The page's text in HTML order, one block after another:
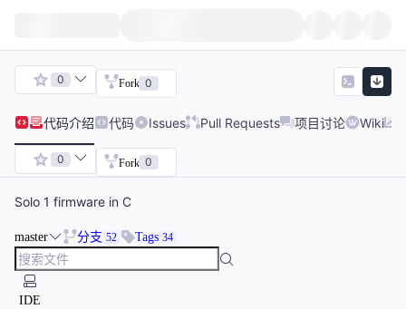
0 Fork 0
代码介绍 代码 Issues Pull Requests 项目讨论 Wiki
0 Fork 0
Solo 1 firmware in C
master 分支 52 Tags 34
IDE